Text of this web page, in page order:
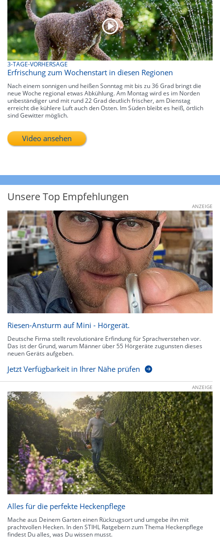
3-TAGE-VORHERSAGE
Erfrischung zum Wochenstart in diesen Regionen
Nach einem sonnigen und heißen Sonntag mit bis zu 36 Grad bringt die
neue Woche regional etwas Abkühlung. Am Montag wird es im Norden
unbeständiger und mit rund 22 Grad deutlich frischer, am Dienstag
erreicht die kühlere Luft auch den Osten. Im Süden bleibt es heiß, örtlich
sind Gewitter möglich.
Video ansehen
Unsere Top Empfehlungen
ANZEIGE
Riesen-Ansturm auf Mini - Hörgerät.
Deutsche Firma stellt revolutionäre Erfindung für Sprachverstehen vor.
Das ist der Grund, warum Männer über 55 Hörgeräte zugunsten dieses
neuen Geräts aufgeben.
Jetzt Verfügbarkeit in Ihrer Nähe prüfen
ANZEIGE
Alles für die perfekte Heckenpflege
Mache aus Deinem Garten einen Rückzugsort und umgebe ihn mit
prachtvollen Hecken. In den STIHL Ratgebern zum Thema Heckenpflege
findest Du alles, was Du wissen musst.